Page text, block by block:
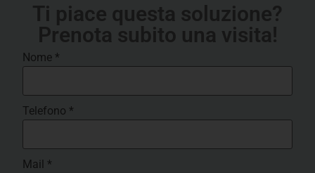
Ti piace questa soluzione?
Prenota subito una visita!
Nome *
Telefono *
Mail *